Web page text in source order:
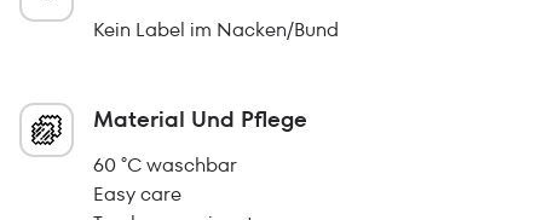
Kein Label im Nacken/Bund
Material Und Pflege
60 °C waschbar
Easy care